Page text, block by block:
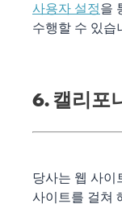
사용자 설정을
수행할 수 있습
6. 캘리포
당사는 웹 사이
사이트를 걸쳐